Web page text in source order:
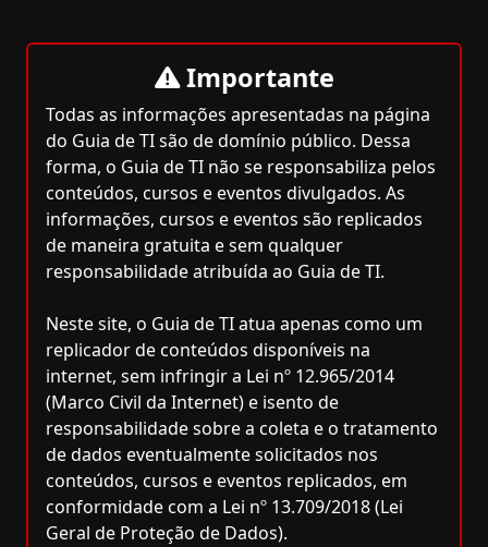
Importante
Todas as informações apresentadas na página
do Guia de TI são de domínio público. Dessa
forma, o Guia de TI não se responsabiliza pelos
conteúdos, cursos e eventos divulgados. As
informações, cursos e eventos são replicados
de maneira gratuita e sem qualquer
responsabilidade atribuída ao Guia de TI.
Neste site, o Guia de TI atua apenas como um
replicador de conteúdos disponíveis na
internet, sem infringir a Lei nº 12.965/2014
(Marco Civil da Internet) e isento de
responsabilidade sobre a coleta e o tratamento
de dados eventualmente solicitados nos
conteúdos, cursos e eventos replicados, em
conformidade com a Lei nº 13.709/2018 (Lei
Geral de Proteção de Dados).